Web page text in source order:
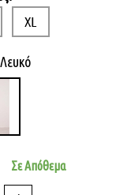
XL
Λευκό
Σε Απόθεμα